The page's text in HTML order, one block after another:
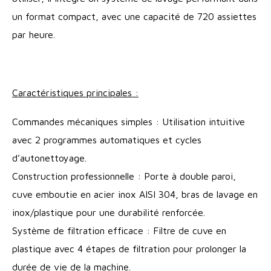
un format compact, avec une capacité de 720 assiettes
par heure.
Caractéristiques principales :
Commandes mécaniques simples : Utilisation intuitive
avec 2 programmes automatiques et cycles
d’autonettoyage.
Construction professionnelle : Porte à double paroi,
cuve emboutie en acier inox AISI 304, bras de lavage en
inox/plastique pour une durabilité renforcée.
Système de filtration efficace : Filtre de cuve en
plastique avec 4 étapes de filtration pour prolonger la
durée de vie de la machine.